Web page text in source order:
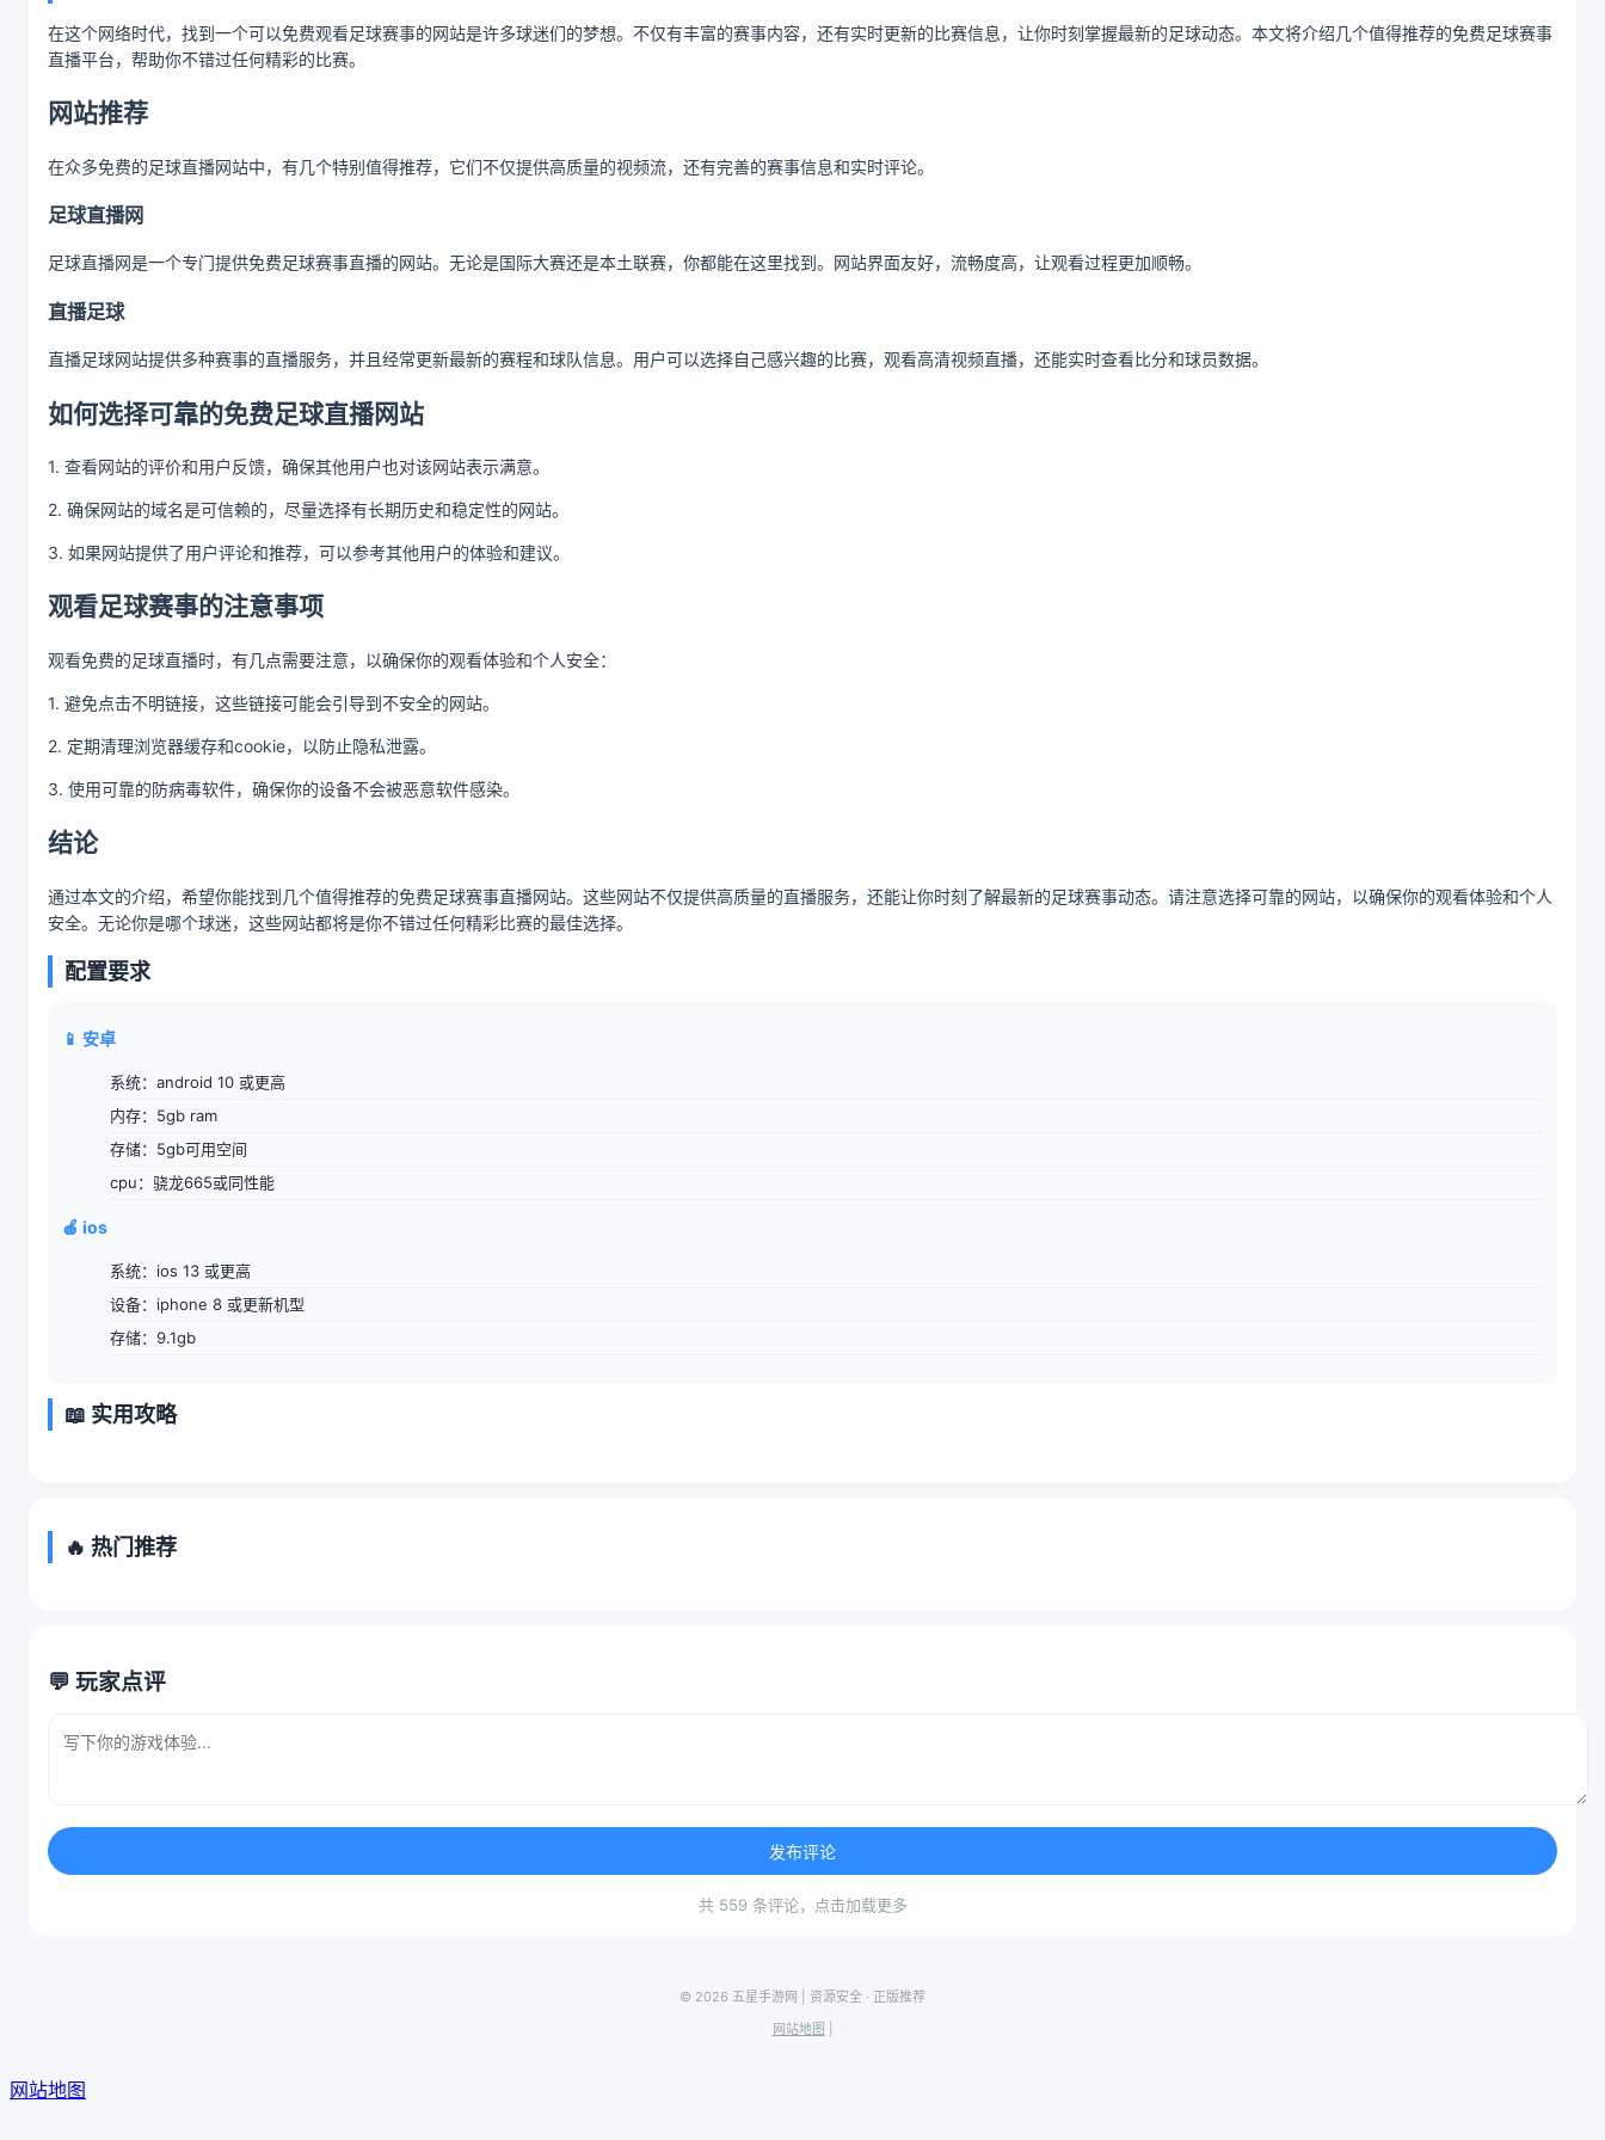
在这个网络时代，找到一个可以免费观看足球赛事的网站是许多球迷们的梦想。不仅有丰富的赛事内容，还有实时更新的比赛信息，让你时刻掌握最新的足球动态。本文将介绍几个值得推荐的免费足球赛事
直播平台，帮助你不错过任何精彩的比赛。
网站推荐
在众多免费的足球直播网站中，有几个特别值得推荐，它们不仅提供高质量的视频流，还有完善的赛事信息和实时评论。
足球直播网
足球直播网是一个专门提供免费足球赛事直播的网站。无论是国际大赛还是本土联赛，你都能在这里找到。网站界面友好，流畅度高，让观看过程更加顺畅。
直播足球
直播足球网站提供多种赛事的直播服务，并且经常更新最新的赛程和球队信息。用户可以选择自己感兴趣的比赛，观看高清视频直播，还能实时查看比分和球员数据。
如何选择可靠的免费足球直播网站
1. 查看网站的评价和用户反馈，确保其他用户也对该网站表示满意。
2. 确保网站的域名是可信赖的，尽量选择有长期历史和稳定性的网站。
3. 如果网站提供了用户评论和推荐，可以参考其他用户的体验和建议。
观看足球赛事的注意事项
观看免费的足球直播时，有几点需要注意，以确保你的观看体验和个人安全：
1. 避免点击不明链接，这些链接可能会引导到不安全的网站。
2. 定期清理浏览器缓存和cookie，以防止隐私泄露。
3. 使用可靠的防病毒软件，确保你的设备不会被恶意软件感染。
结论
通过本文的介绍，希望你能找到几个值得推荐的免费足球赛事直播网站。这些网站不仅提供高质量的直播服务，还能让你时刻了解最新的足球赛事动态。请注意选择可靠的网站，以确保你的观看体验和个人
安全。无论你是哪个球迷，这些网站都将是你不错过任何精彩比赛的最佳选择。
配置要求
📱 安卓
系统：android 10 或更高
内存：5gb ram
存储：5gb可用空间
cpu：骁龙665或同性能
🍎 ios
系统：ios 13 或更高
设备：iphone 8 或更新机型
存储：9.1gb
📖 实用攻略
🔥 热门推荐
💬 玩家点评
发布评论
共 559 条评论，点击加载更多
© 2026 五星手游网 | 资源安全 · 正版推荐
网站地图
网站地图